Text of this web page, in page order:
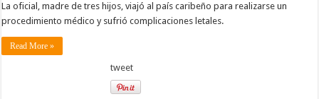
La oficial, madre de tres hijos, viajó al país caribeño para realizarse un
procedimiento médico y sufrió complicaciones letales.
Read More »
tweet